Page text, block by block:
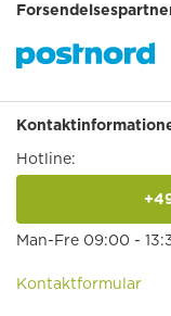
Hotline:
Man-Fre 09:00 -
Kontaktformular